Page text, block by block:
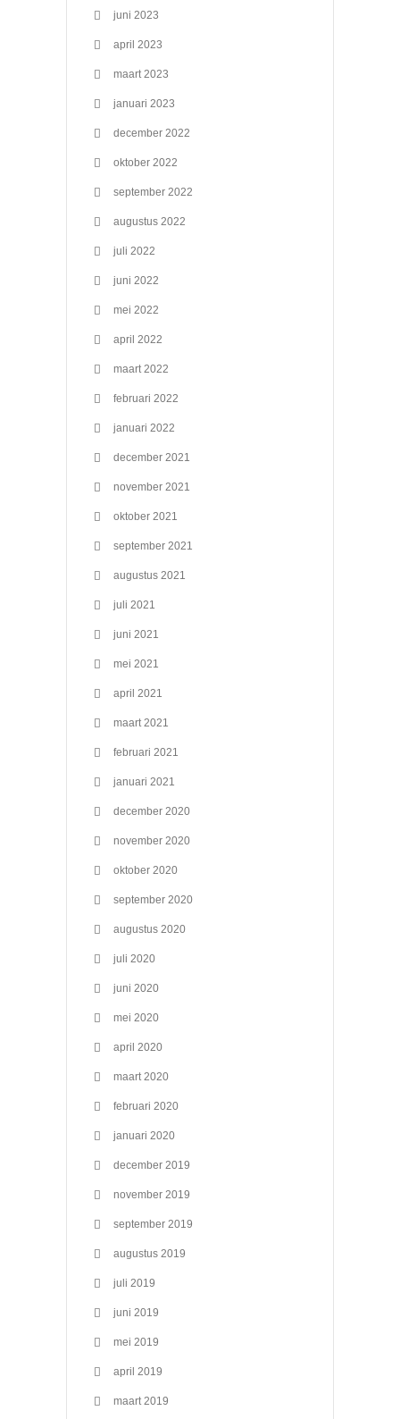
juni 2023
april 2023
maart 2023
januari 2023
december 2022
oktober 2022
september 2022
augustus 2022
juli 2022
juni 2022
mei 2022
april 2022
maart 2022
februari 2022
januari 2022
december 2021
november 2021
oktober 2021
september 2021
augustus 2021
juli 2021
juni 2021
mei 2021
april 2021
maart 2021
februari 2021
januari 2021
december 2020
november 2020
oktober 2020
september 2020
augustus 2020
juli 2020
juni 2020
mei 2020
april 2020
maart 2020
februari 2020
januari 2020
december 2019
november 2019
september 2019
augustus 2019
juli 2019
juni 2019
mei 2019
april 2019
maart 2019